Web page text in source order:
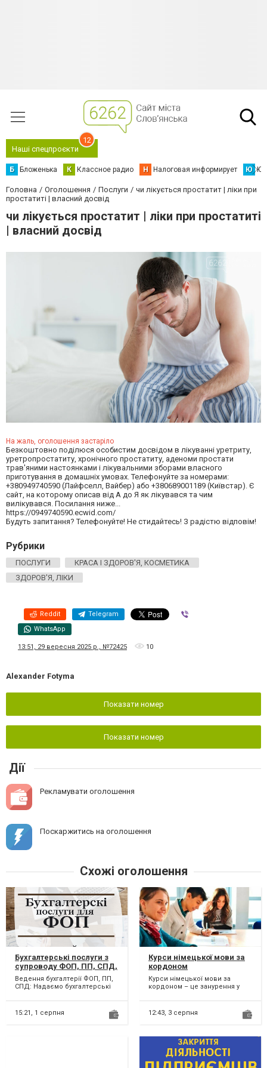
Наші спецпроєкти
12
Б Бложенька К Классное радио Н Налоговая информирует Ю
Головна Оголошення Послуги
чи лікується простатит | ліки при
простатиті | власний досвід
чи лікується простатит | ліки при простатиті
| власний досвід
На жаль, оголошення застаріло
Безкоштовно поділюся особистим досвідом в лікуванні уретриту,
уретропростатиту, хронічного простатиту, аденоми простати
трав'яними настоянками і лікувальними зборами власного
приготування в домашніх умовах. Телефонуйте за номерами:
+380949740590 (Лайфселл, Вайбер) або +380689001189 (Київстар). Є
сайт, на которому описав від А до Я як лікувався та чим
вилікувався. Посилання ниже...
https://0949740590.ecwid.com/
Будуть запитання? Телефонуйте! Не стидайтесь! З радістю відповім!
Рубрики
ПОСЛУГИ
КРАСА І ЗДОРОВ'Я, КОСМЕТИКА
ЗДОРОВ'Я, ЛІКИ
Reddit Telegram
WhatsApp
13:51, 29 вересня 2025 р., №72425 10
Alexander Fotyma
Показати номер
Показати номер
Дії
Рекламувати оголошення
Поскаржитись на оголошення
Схожі оголошення
Бухгалтерські послуги з
супроводу ФОП, ПП, СПД,
підприємців. Онлайн.
Ведення бухгалтерії ФОП, ПП,
СПД: Надаємо бухгалтерські
здавання звітів для при...
15:21, 1 серпня
Курси німецької мови за
кордоном
Курси німецької мови за
кордоном – це занурення у
покращення своїх навичок
спілк...
12:43, 3 серпня